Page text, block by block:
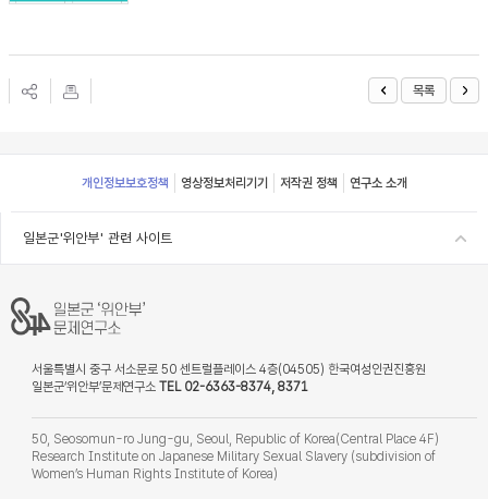
목록
Footer
개인정보보호정책 영상정보처리기기 저작권 정책 연구소 소개
일본군'위안부' 관련 사이트
서울특별시 중구 서소문로 50 센트럴플레이스 4층(04505) 한국여성인권진흥원
일본군‘위안부’문제연구소 TEL 02-6363-8374, 8371
50, Seosomun-ro Jung-gu, Seoul, Republic of Korea(Central Place 4F)
Research Institute on Japanese Military Sexual Slavery (subdivision of
Women’s Human Rights Institute of Korea)